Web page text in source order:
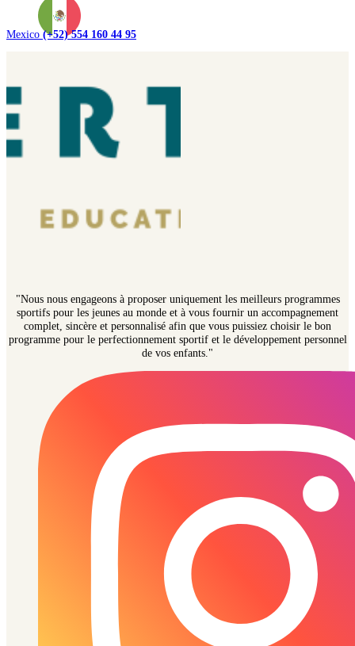
Mexico (+52) 554 160 44 95
"Nous nous engageons à proposer uniquement les meilleurs programmes
sportifs pour les jeunes au monde et à vous fournir un accompagnement
complet, sincère et personnalisé afin que vous puissiez choisir le bon
programme pour le perfectionnement sportif et le développement personnel
de vos enfants."